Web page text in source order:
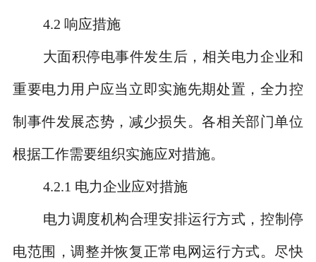
4.2 响应措施
大面积停电事件发生后，相关电力企业和
重要电力用户应当立即实施先期处置，全力控
制事件发展态势，减少损失。各相关部门单位
根据工作需要组织实施应对措施。
4.2.1 电力企业应对措施
电力调度机构合理安排运行方式，控制停
电范围，调整并恢复正常电网运行方式。尽快